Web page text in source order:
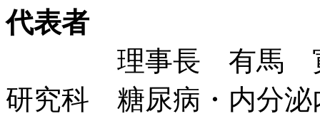
代表者
理事長 有馬 寛 名
研究科 糖尿病・内分